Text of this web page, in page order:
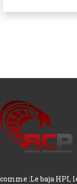
comme :Le baja HPI,